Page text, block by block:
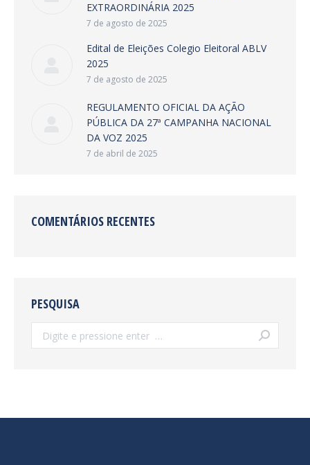
EXTRAORDINÁRIA 2025
7 de agosto de 2025
Edital de Eleições Colegio Eleitoral ABLV
2025
7 de agosto de 2025
REGULAMENTO OFICIAL DA AÇÃO
PÚBLICA DA 27ª CAMPANHA NACIONAL
DA VOZ 2025
7 de abril de 2025
COMENTÁRIOS RECENTES
PESQUISA
Search: